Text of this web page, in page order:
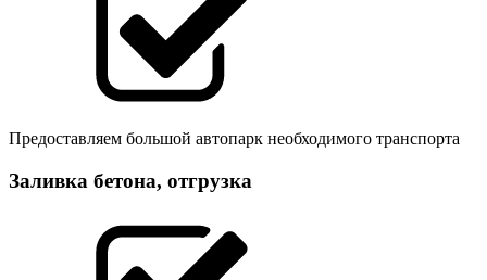
Предоставляем большой автопарк необходимого транспорта
Заливка бетона, отгрузка